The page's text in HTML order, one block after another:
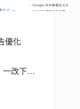
優化
一改下…